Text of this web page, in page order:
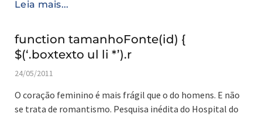
Leia mais...
function tamanhoFonte(id) {
$(‘.boxtexto ul li *’).r
24/05/2011
O coração feminino é mais frágil que o do homens. E não
se trata de romantismo. Pesquisa inédita do Hospital do